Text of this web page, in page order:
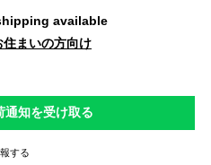
available
住まいの方向け
通知を受け取る
する